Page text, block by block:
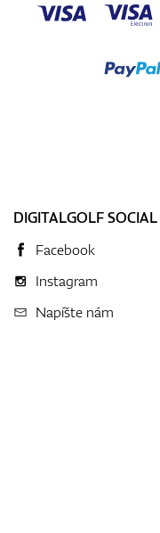
DIGITALGOLF SOCIAL
Facebook
Instagram
Napíšte nám